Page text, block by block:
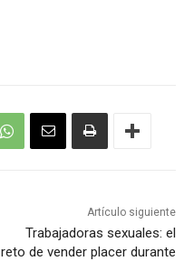
Artículo siguiente
Trabajadoras sexuales: el
reto de vender placer durante